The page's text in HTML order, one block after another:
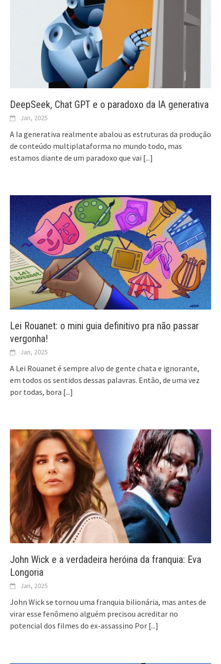
DeepSeek, Chat GPT e o paradoxo da IA generativa
Jan, 2025
A Ia generativa realmente abalou as estruturas da produção
de conteúdo multiplataforma no mundo todo, mas
estamos diante de um paradoxo que vai [...]
Lei Rouanet: o mini guia definitivo pra não passar
vergonha!
Jan, 2025
A Lei Rouanet é sempre alvo de gente chata e ignorante,
em todos os sentidos dessas palavras. Então, de uma vez
por todas, bora [...]
John Wick e a verdadeira heróina da franquia: Eva
Longoria
Jan, 2025
John Wick se tornou uma franquia bilionária, mas antes de
virar esse fenômeno alguém precisou acreditar no
potencial dos filmes do ex-assassino Por [...]